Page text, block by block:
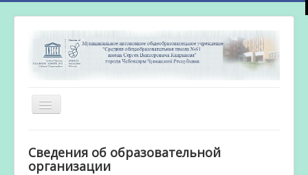
Включить/
выключить
Новости
Сведения об образовательной
организации